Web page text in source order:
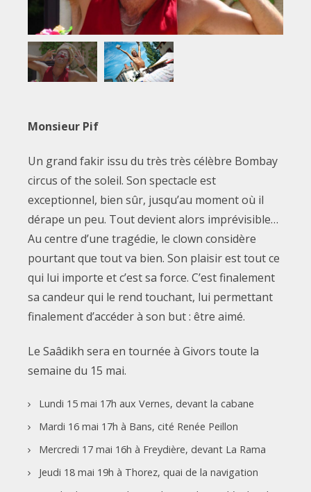
Monsieur Pif
Un grand fakir issu du très très célèbre Bombay
circus of the soleil. Son spectacle est
exceptionnel, bien sûr, jusqu’au moment où il
dérape un peu. Tout devient alors imprévisible…
Au centre d’une tragédie, le clown considère
pourtant que tout va bien. Son plaisir est tout ce
qui lui importe et c’est sa force. C’est finalement
sa candeur qui le rend touchant, lui permettant
finalement d’accéder à son but : être aimé.
Le Saâdikh sera en tournée à Givors toute la
semaine du 15 mai.
Lundi 15 mai 17h aux Vernes, devant la cabane
Mardi 16 mai 17h à Bans, cité Renée Peillon
Mercredi 17 mai 16h à Freydière, devant La Rama
Jeudi 18 mai 19h à Thorez, quai de la navigation